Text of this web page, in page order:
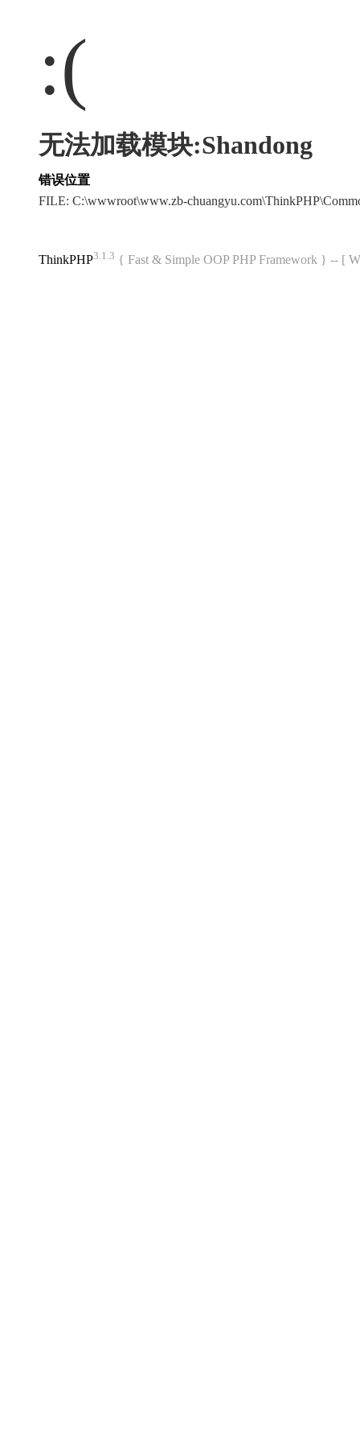
:(
无法加载模块:Shandong
错误位置
FILE: C:\wwwroot\www.zb-
ThinkPHP3.1.3 { Fast & Simple OOP PHP Framework } -- [